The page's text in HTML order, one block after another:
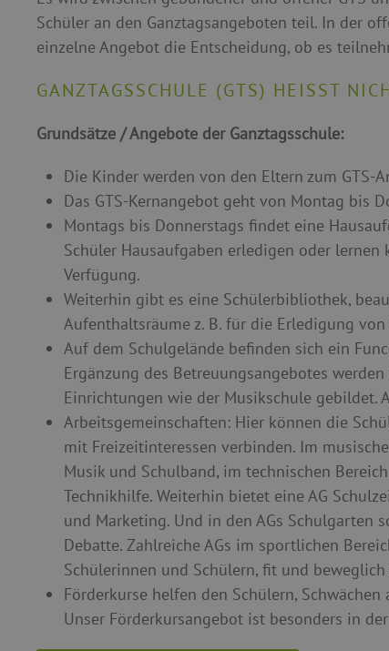
Schüler an den Ganztagsangeboten teil. In der
einzelne Angebot die Entscheidung, ob es
GANZTAGSSCHULE (GTS) HEISST
Grundsätze / Angebote der Ganztagsschule:
Die Kinder werden von den Eltern zum GTS-
Das GTS-Kernangebot geht von Montag bis
Montags bis Donnerstags findet eine
Schüler Hausaufgaben erledigen oder
Verfügung.
Weiterhin gibt es eine Schülerbibliothek,
Aufenthaltsräume z. B. für die Erledigung
Auf dem Schulgelände befinden sich ein
Ergänzung des Betreuungsangebotes
Einrichtungen wie der Musikschule gebildet.
Arbeitsgemeinschaften: Hier können die
mit Freizeitinteressen verbinden. Im
Musik und Schulband, im technischen
Technikhilfe. Weiterhin bietet eine AG
und Marketing. Und in den AGs Schulgarten
Debatte. Zahlreiche AGs im sportlichen
Schülerinnen und Schülern, fit und
Förderkurse helfen den Schülern,
Unser Förderkursangebot ist besonders in